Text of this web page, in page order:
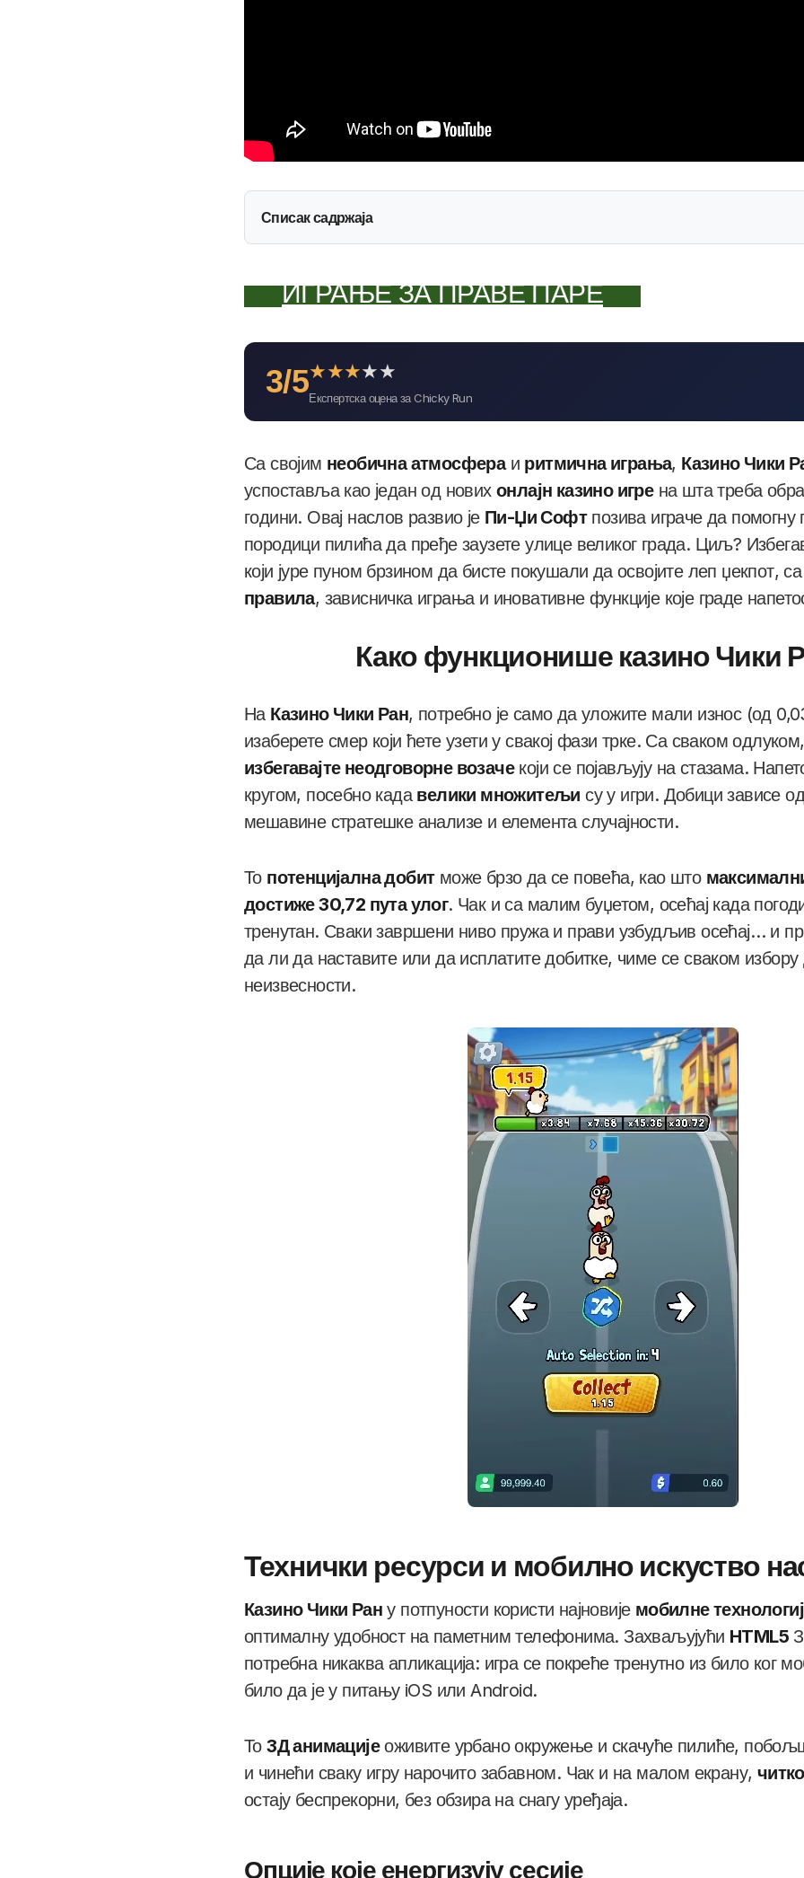
Списак садржаја
ИГРАЊЕ ЗА ПРАВЕ ПАРЕ
3/5★★★★★
Експертска оцена за Chicky Run
Са својим необична атмосфераи ритмична играња, Казино Чики
успоставља као један од нових онлајн казино игрена шта треба
години. Овај наслов развио је Пи-Џи Софтпозива играче да помогну
породици пилића да пређе заузете улице великог града. Циљ?
који јуре пуном брзином да бисте покушали да освојите леп џекпот, са
правила, зависничка играња и иновативне функције које граде
Како функционише казино Чики
На Казино Чики Ран, потребно је само да уложите мали износ (од
изаберете смер који ћете узети у свакој фази трке. Са сваком
избегавајте неодговорне возачекоји се појављују на стазама.
кругом, посебно када велики множитељи су у игри. Добици зависе
мешавине стратешке анализе и елемента случајности.
То потенцијална добитможе брзо да се повећа, као што
достиже 30,72 пута улог. Чак и са малим буџетом, осећај када
тренутан. Сваки завршени ниво пружа и прави узбудљив осећај… и
да ли да наставите или да исплатите добитке, чиме се сваком избору
неизвесности.
Технички ресурси и мобилно искуство
Казино Чики Ран у потпуности користи најновије мобилне
оптималну удобност на паметним телефонима. Захваљујући HTML5
потребна никаква апликација: игра се покреће тренутно из било ког
било да је у питању iOS или Android.
То3Д анимацијеоживите урбано окружење и скачуће пилиће,
и чинећи сваку игру нарочито забавном. Чак и на малом екрану,
остају беспрекорни, без обзира на снагу уређаја.
Опције које енергизују сесије